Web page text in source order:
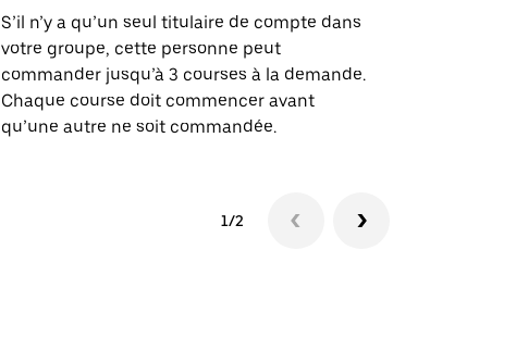
S’il n’y a qu’un seul titulaire de compte dans
votre groupe, cette personne peut
commander jusqu’à 3 courses à la demande.
Chaque course doit commencer avant
qu’une autre ne soit commandée.
1/2